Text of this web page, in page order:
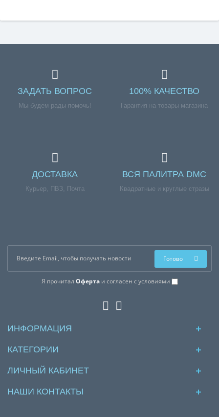
ЗАДАТЬ ВОПРОС
Мы будем рады помочь!
100% КАЧЕСТВО
Гарантия на товары магазина
ДОСТАВКА
Курьер, ПВЗ, Почта
ВСЯ ПАЛИТРА DMC
Квадратные и круглые стразы
Я прочитал Офертаи согласен с условиями
Готово
ИНФОРМАЦИЯ
КАТЕГОРИИ
ЛИЧНЫЙ КАБИНЕТ
НАШИ КОНТАКТЫ